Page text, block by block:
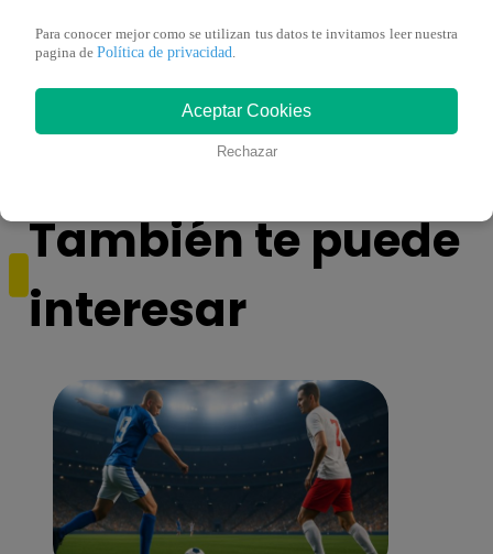
¿Por qué Nelly Rossinelli se volvió viral
También te puede
interesar
Para conocer mejor como se utilizan tus datos te invitamos leer nuestra
pagina de Política de privacidad
Aceptar Cookies
Rechazar